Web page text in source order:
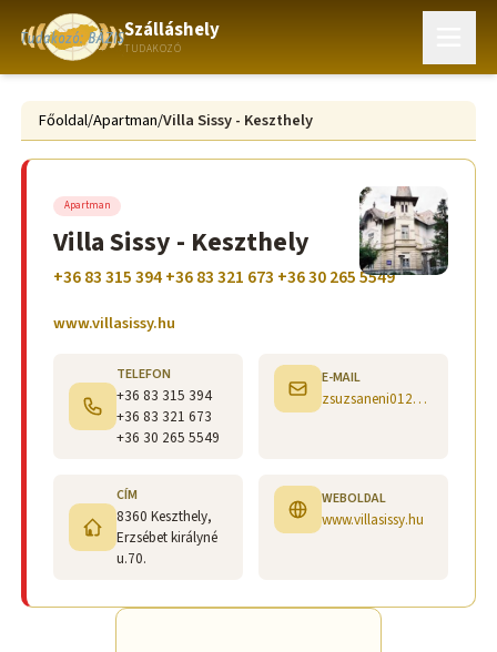
Szálláshely
TUDAKOZÓ
Főoldal/Apartman/Villa Sissy - Keszthely
Apartman
Villa Sissy - Keszthely
+36 83 315 394 +36 83 321 673 +36 30 265 5549
www.villasissy.hu
TELEFON
+36 83 315 394
+36 83 321 673
+36 30 265 5549
E-MAIL
zsuzsaneni0120@gmail.com,
CÍM
8360 Keszthely,
Erzsébet királyné
u.70.
WEBOLDAL
www.villasissy.hu